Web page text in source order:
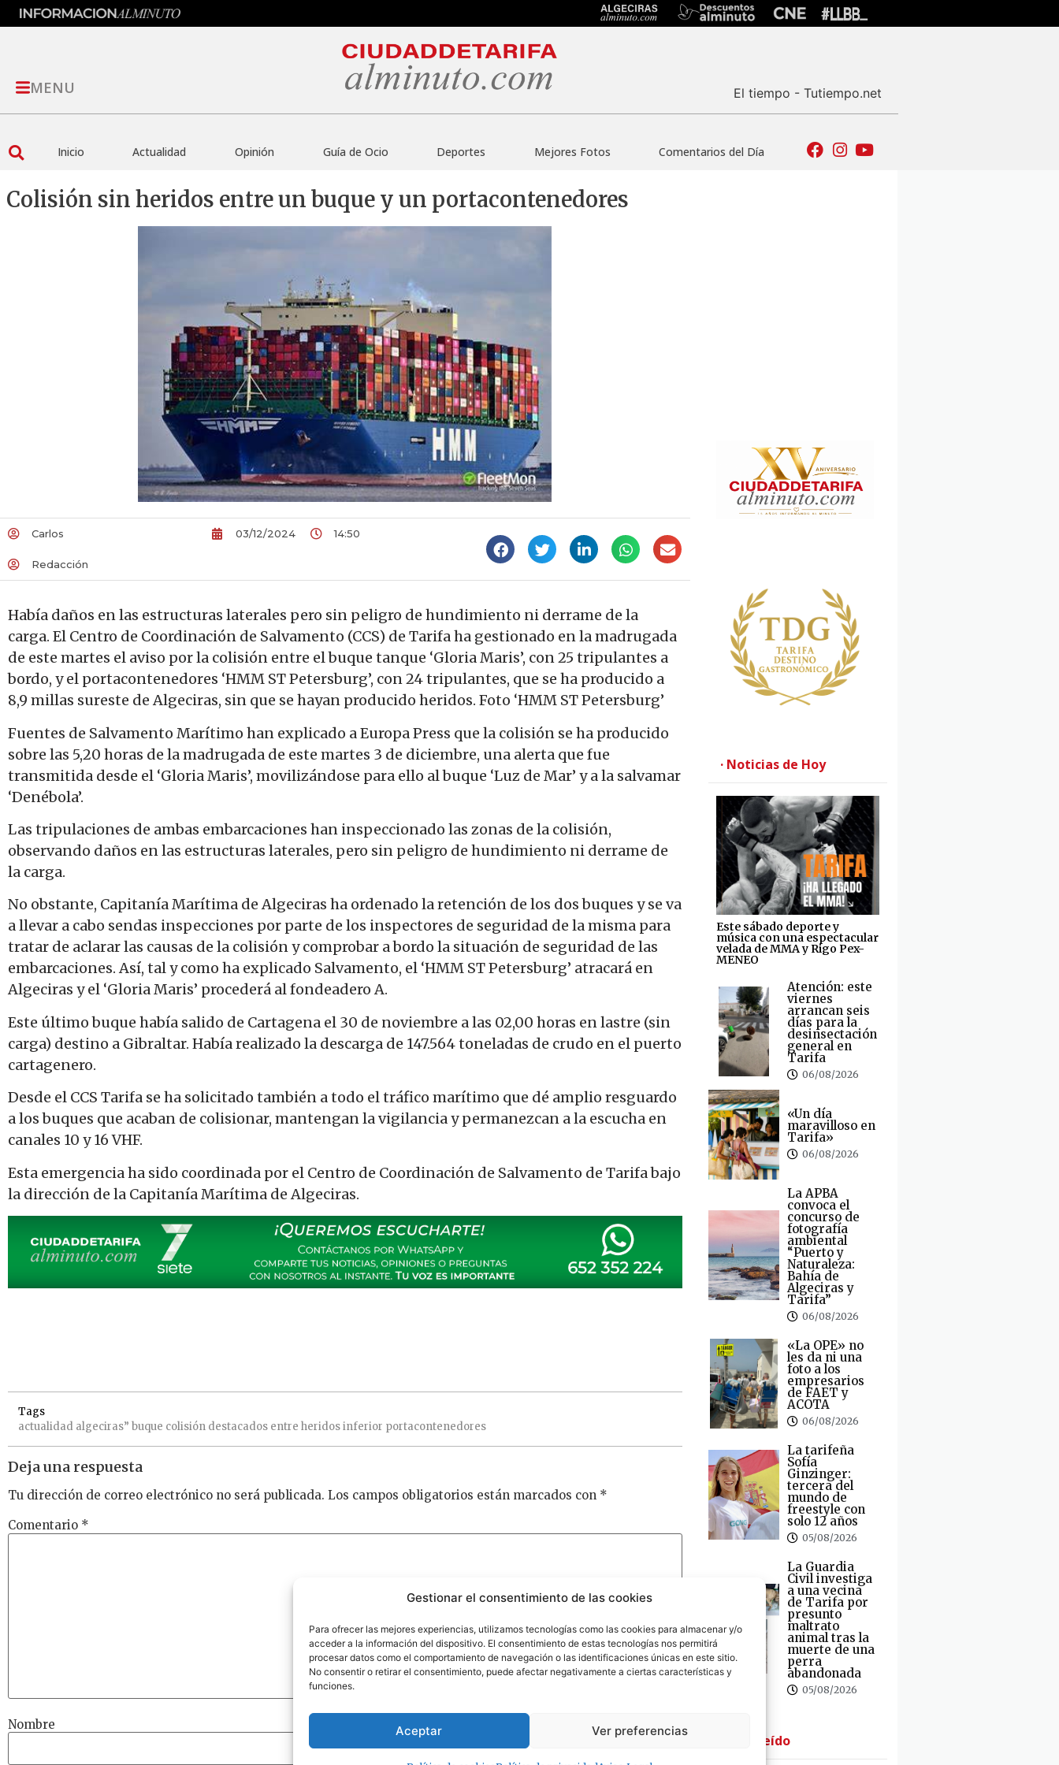
Gestionar el consentimiento de las cookies
Para ofrecer las mejores experiencias, utilizamos tecnologías como las cookies para almacenar y/o
acceder a la información del dispositivo. El consentimiento de estas tecnologías nos permitirá
procesar datos como el comportamiento de navegación o las identificaciones únicas en este sitio.
No consentir o retirar el consentimiento, puede afectar negativamente a ciertas características y
funciones.
Aceptar Ver preferencias
MENU El tiempo - Tutiempo.net
Inicio Actualidad Opinión Guía de Ocio Deportes Mejores Fotos Comentarios del Día
Colisión sin heridos entre un buque y un portacontenedores
Carlos
Redacción
03/12/2024 14:50
Había daños en las estructuras laterales pero sin peligro de hundimiento ni derrame de la
carga. El Centro de Coordinación de Salvamento (CCS) de Tarifa ha gestionado en la madrugada
de este martes el aviso por la colisión entre el buque tanque ‘Gloria Maris’, con 25 tripulantes a
bordo, y el portacontenedores ‘HMM ST Petersburg’, con 24 tripulantes, que se ha producido a
8,9 millas sureste de Algeciras, sin que se hayan producido heridos. Foto ‘HMM ST Petersburg’
Fuentes de Salvamento Marítimo han explicado a Europa Press que la colisión se ha producido
sobre las 5,20 horas de la madrugada de este martes 3 de diciembre, una alerta que fue
transmitida desde el ‘Gloria Maris’, movilizándose para ello al buque ‘Luz de Mar’ y a la salvamar
‘Denébola’.
Las tripulaciones de ambas embarcaciones han inspeccionado las zonas de la colisión,
observando daños en las estructuras laterales, pero sin peligro de hundimiento ni derrame de
la carga.
No obstante, Capitanía Marítima de Algeciras ha ordenado la retención de los dos buques y se va
a llevar a cabo sendas inspecciones por parte de los inspectores de seguridad de la misma para
tratar de aclarar las causas de la colisión y comprobar a bordo la situación de seguridad de las
embarcaciones. Así, tal y como ha explicado Salvamento, el ‘HMM ST Petersburg’ atracará en
Algeciras y el ‘Gloria Maris’ procederá al fondeadero A.
Este último buque había salido de Cartagena el 30 de noviembre a las 02,00 horas en lastre (sin
carga) destino a Gibraltar. Había realizado la descarga de 147.564 toneladas de crudo en el puerto
cartagenero.
Desde el CCS Tarifa se ha solicitado también a todo el tráfico marítimo que dé amplio resguardo
a los buques que acaban de colisionar, mantengan la vigilancia y permanezcan a la escucha en
canales 10 y 16 VHF.
Esta emergencia ha sido coordinada por el Centro de Coordinación de Salvamento de Tarifa bajo
la dirección de la Capitanía Marítima de Algeciras.
Tags
actualidad algeciras” buque colisión destacados entre heridosinferior portacontenedores
Deja una respuesta
Tu dirección de correo electrónico no será publicada. Los campos obligatorios están marcados con *
Comentario *
Nombre
· Noticias de Hoy
Este sábado deporte y
música con una espectacular
velada de MMA y Rigo Pex-
MENEO
Atención: este
viernes
arrancan seis
días para la
desinsectación
general en
Tarifa
06/08/2026
«Un día
maravilloso en
Tarifa»
06/08/2026
La APBA
convoca el
concurso de
fotografía
ambiental
“Puerto y
Naturaleza:
Bahía de
Algeciras y
Tarifa”
06/08/2026
«La OPE» no
les da ni una
foto a los
empresarios
de FAET y
ACOTA
06/08/2026
La tarifeña
Sofía
Ginzinger:
tercera del
mundo de
freestyle con
solo 12 años
05/08/2026
La Guardia
Civil investiga
a una vecina
de Tarifa por
presunto
maltrato
animal tras la
muerte de una
perra
abandonada
05/08/2026
· Lo + Leído